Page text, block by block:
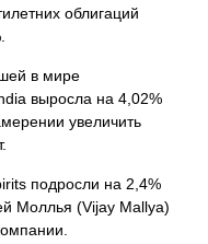
облигаций
в мире
выросла на 4,02%
увеличить
подросли на 2,4%
Моллья (Vijay Mallya)